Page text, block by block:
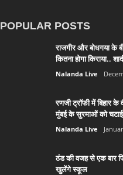
POPULAR POSTS
राजगीर और बोधगया के
कितना होगा किराया..
Nalanda Live
रणजी ट्रॉफी में बिहार
मुंबई के सुरमाओं को
Nalanda Live
ठंड की वजह से एक बार
खुलेंगे स्कूल